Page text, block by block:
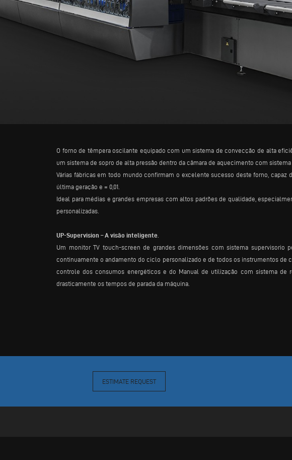
O forno de têmpera oscilante equipado com um sistema de convecção de alta
um sistema de sopro de alta pressão dentro da câmara de aquecimento com sistema
Várias fábricas em todo mundo confirmam o excelente sucesso deste forno, capaz
última geração e = 0,01.
Ideal para médias e grandes empresas com altos padrões de qualidade,
personalizadas.
UP-Supervision –A visão inteligente.
Um monitor TV touch-screen de grandes dimensões com sistema supervisorio
continuamente o andamento do ciclo personalizado e de todos os instrumentos
controle dos consumos energéticos e do Manual de utilização com sistema de
drasticamente os tempos de parada da máquina.
ESTIMATE REQUEST